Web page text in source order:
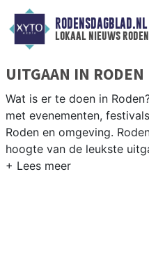
RODENSDAGBLAD.NL
lokaal nieuws
UITGAAN IN RODEN
Wat is er te doen in
met evenementen,
Roden en omgeving.
hoogte van de leukste